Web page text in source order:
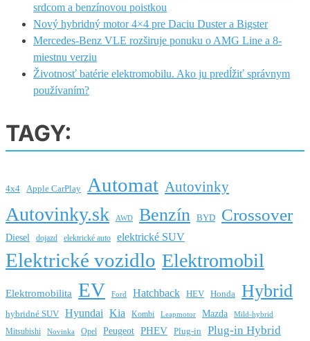
srdcom a benzínovou poistkou
Nový hybridný motor 4×4 pre Daciu Duster a Bigster
Mercedes-Benz VLE rozširuje ponuku o AMG Line a 8-
miestnu verziu
Životnosť batérie elektromobilu. Ako ju predĺžiť správnym
používaním?
TAGY:
4x4 Apple CarPlay Automat Autovinky
Autovinky.sk AWD Benzín BYD Crossover
Diesel dojazd elektrické auto elektrické SUV
Elektrické vozidlo Elektromobil
Elektromobilita EV Ford Hatchback HEV Honda Hybrid
hybridné SUV Hyundai Kia Kombi Leapmotor Mazda Mild-hybrid
Mitsubishi Novinka Opel Peugeot PHEV Plug-in Plug-in Hybrid